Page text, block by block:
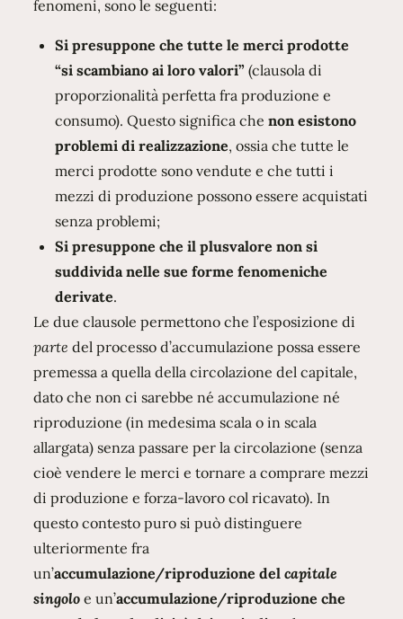
fenomeni, sono le seguenti:
Si presuppone che tutte le merci prodotte
“si scambiano ai loro valori” (clausola di
proporzionalità perfetta fra produzione e
consumo). Questo significa chenon esistono
problemi di realizzazione, ossia che tutte le
merci prodotte sono vendute e che tutti i
mezzi di produzione possono essere acquistati
senza problemi;
Si presuppone che il plusvalore non si
suddivida nelle sue forme fenomeniche
derivate.
Le due clausole permettono che l’esposizione di
parte del processo d’accumulazione possa essere
premessa a quella della circolazione del capitale,
dato che non ci sarebbe né accumulazione né
riproduzione (in medesima scala o in scala
allargata) senza passare per la circolazione (senza
cioè vendere le merci e tornare a comprare mezzi
di produzione e forza-lavoro col ricavato). In
questo contesto puro si può distinguere
ulteriormente fra
un’accumulazione/riproduzione delcapitale
singolo e un’accumulazione/riproduzione che